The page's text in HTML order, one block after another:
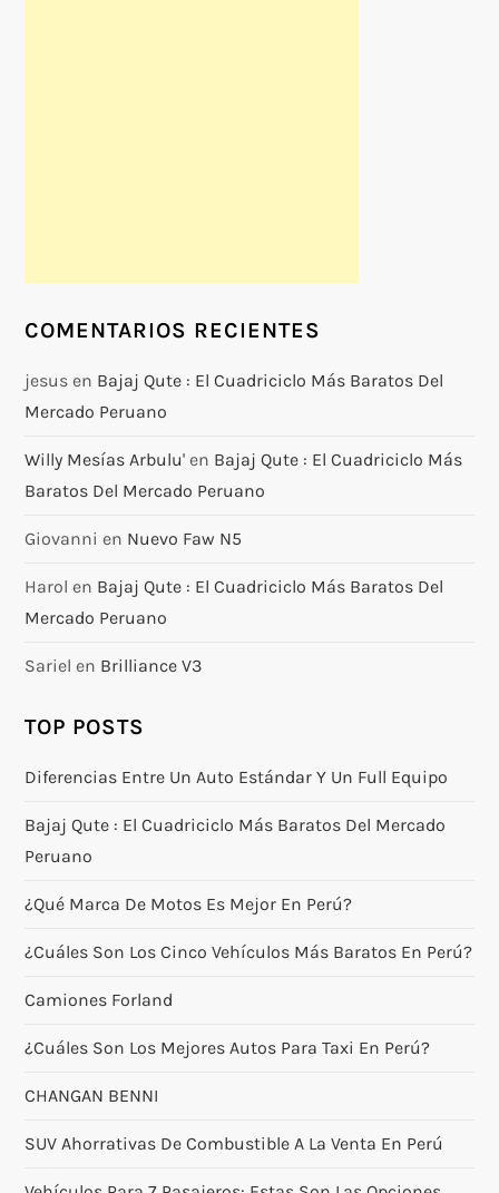
COMENTARIOS RECIENTES
jesus en Bajaj Qute : El Cuadriciclo Más Baratos Del
Mercado Peruano
Willy Mesías Arbulu' en Bajaj Qute : El Cuadriciclo Más
Baratos Del Mercado Peruano
Giovanni en Nuevo Faw N5
Harol en Bajaj Qute : El Cuadriciclo Más Baratos Del
Mercado Peruano
Sariel en Brilliance V3
TOP POSTS
Diferencias Entre Un Auto Estándar Y Un Full Equipo
Bajaj Qute : El Cuadriciclo Más Baratos Del Mercado
Peruano
¿Qué Marca De Motos Es Mejor En Perú?
¿Cuáles Son Los Cinco Vehículos Más Baratos En Perú?
Camiones Forland
¿Cuáles Son Los Mejores Autos Para Taxi En Perú?
CHANGAN BENNI
SUV Ahorrativas De Combustible A La Venta En Perú